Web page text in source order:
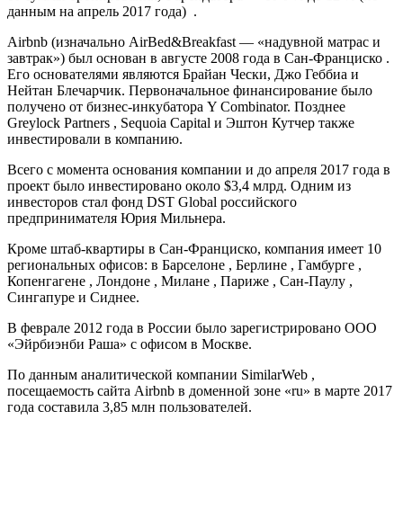
данным на апрель 2017 года) .
Airbnb (изначально AirBed&Breakfast — «надувной матрас и
завтрак») был основан в августе 2008 года в Сан-Франциско .
Его основателями являются Брайан Чески, Джо Геббиа и
Нейтан Блечарчик. Первоначальное финансирование было
получено от бизнес-инкубатора Y Combinator. Позднее
Greylock Partners , Sequoia Capital и Эштон Кутчер также
инвестировали в компанию.
Всего с момента основания компании и до апреля 2017 года в
проект было инвестировано около $3,4 млрд. Одним из
инвесторов стал фонд DST Global российского
предпринимателя Юрия Мильнера.
Кроме штаб-квартиры в Сан-Франциско, компания имеет 10
региональных офисов: в Барселоне , Берлине , Гамбурге ,
Копенгагене , Лондоне , Милане , Париже , Сан-Паулу ,
Сингапуре и Сиднее.
В феврале 2012 года в России было зарегистрировано ООО
«Эйрбиэнби Раша» с офисом в Москве.
По данным аналитической компании SimilarWeb ,
посещаемость сайта Airbnb в доменной зоне «ru» в марте 2017
года составила 3,85 млн пользователей.